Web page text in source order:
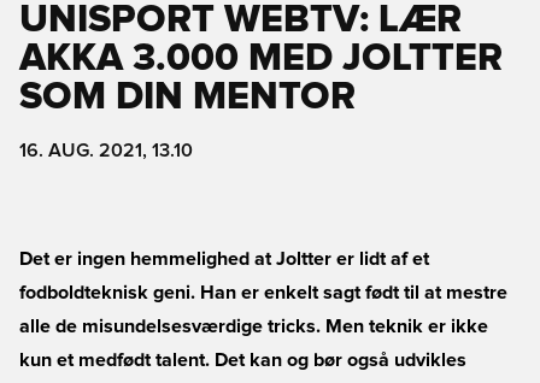
UNISPORT WEBTV: LÆR
AKKA 3.000 MED JOLTTER
SOM DIN MENTOR
16. AUG. 2021, 13.10
Det er ingen hemmelighed at Joltter er lidt af et
fodboldteknisk geni. Han er enkelt sagt født til at mestre
alle de misundelsesværdige tricks. Men teknik er ikke
kun et medfødt talent. Det kan og bør også udvikles